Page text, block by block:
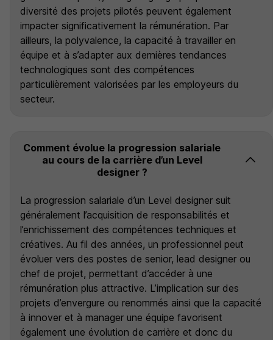
diversité des projets pilotés peuvent également
impacter significativement la rémunération. Par
ailleurs, la polyvalence, la capacité à travailler en
équipe et à s’adapter aux dernières tendances
technologiques sont des compétences
particulièrement valorisées par les employeurs du
secteur.
Comment évolue la progression salariale
au cours de la carrière d’un Level
designer ?
La progression salariale d’un Level designer suit
généralement l’acquisition de responsabilités et
l’enrichissement des compétences techniques et
créatives. Au fil des années, un professionnel peut
évoluer vers des postes de senior, lead designer ou
chef de projet, permettant d’accéder à une
rémunération plus attractive. L’implication sur des
projets d’envergure ou renommés ainsi que la capacité
à innover et à manager une équipe favorisent
également une évolution de carrière et donc du